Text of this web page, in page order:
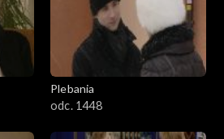
Plebania
odc. 1448